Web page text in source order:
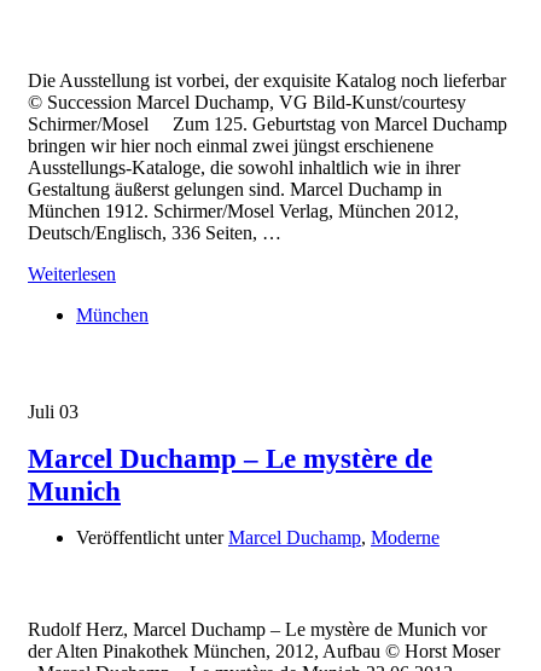
Die Ausstellung ist vorbei, der exquisite Katalog noch lieferbar
© Succession Marcel Duchamp, VG Bild-Kunst/courtesy
Schirmer/Mosel Zum 125. Geburtstag von Marcel Duchamp
bringen wir hier noch einmal zwei jüngst erschienene
Ausstellungs-Kataloge, die sowohl inhaltlich wie in ihrer
Gestaltung äußerst gelungen sind. Marcel Duchamp in
München 1912. Schirmer/Mosel Verlag, München 2012,
Deutsch/Englisch, 336 Seiten, …
Weiterlesen
München
Juli 03
Marcel Duchamp – Le mystère de
Munich
Veröffentlicht unterMarcel Duchamp, Moderne
Rudolf Herz, Marcel Duchamp – Le mystère de Munich vor
der Alten Pinakothek München, 2012, Aufbau © Horst Moser